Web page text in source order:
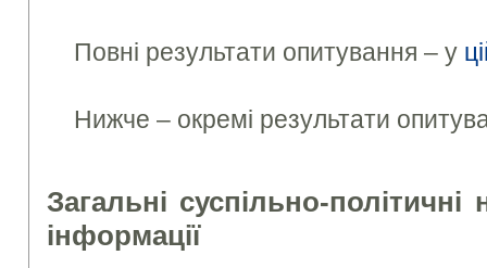
Повні результати опитування – у
Нижче – окремі результати
Загальні суспільно-
інформації